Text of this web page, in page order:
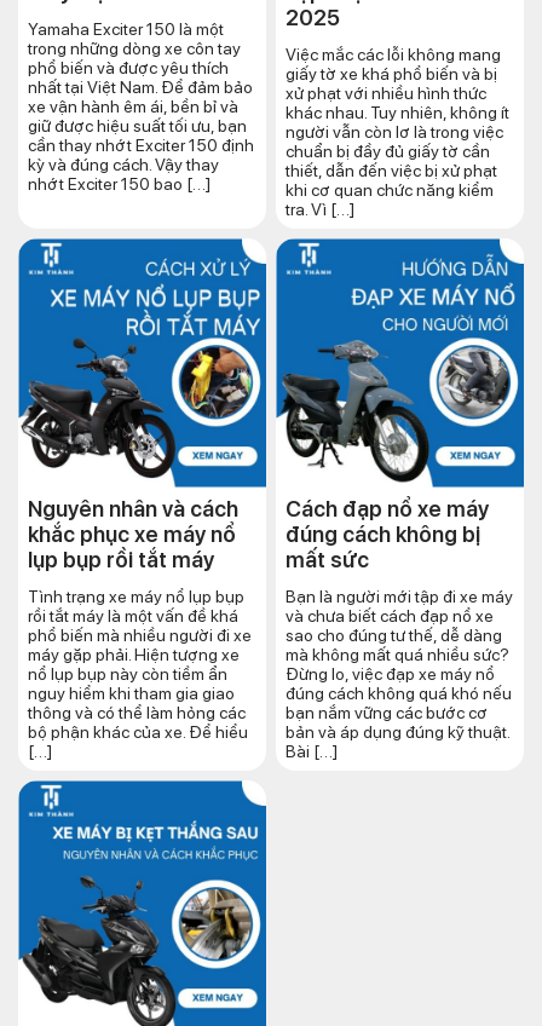
Yamaha Exciter 150 là một
trong những dòng xe côn tay
phổ biến và được yêu thích
nhất tại Việt Nam. Để đảm bảo
xe vận hành êm ái, bền bỉ và
giữ được hiệu suất tối ưu, bạn
cần thay nhớt Exciter 150 định
kỳ và đúng cách. Vậy thay
nhớt Exciter 150 bao […]
2025
Việc mắc các lỗi không mang
giấy tờ xe khá phổ biến và bị
xử phạt với nhiều hình thức
khác nhau. Tuy nhiên, không ít
người vẫn còn lơ là trong việc
chuẩn bị đầy đủ giấy tờ cần
thiết, dẫn đến việc bị xử phạt
khi cơ quan chức năng kiểm
tra. Vì […]
Nguyên nhân và cách
khắc phục xe máy nổ
lụp bụp rồi tắt máy
Tình trạng xe máy nổ lụp bụp
rồi tắt máy là một vấn đề khá
phổ biến mà nhiều người đi xe
máy gặp phải. Hiện tượng xe
nổ lụp bụp này còn tiềm ẩn
nguy hiểm khi tham gia giao
thông và có thể làm hỏng các
bộ phận khác của xe. Để hiểu
[…]
Cách đạp nổ xe máy
đúng cách​ không bị
mất sức
Bạn là người mới tập đi xe máy
và chưa biết cách đạp nổ xe
sao cho đúng tư thế, dễ dàng
mà không mất quá nhiều sức?
Đừng lo, việc đạp xe máy nổ
đúng cách không quá khó nếu
bạn nắm vững các bước cơ
bản và áp dụng đúng kỹ thuật.
Bài […]